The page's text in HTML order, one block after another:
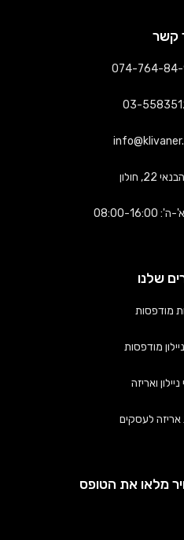
קשר
חולון
16:00
שלנו
מודפסות
מודפסות
ואריזה
אריזה לעסקים
מלאו את הטופס